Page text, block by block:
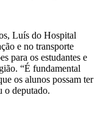
Luís do Hospital
e no transporte
para os estudantes e
“É fundamental
os alunos possam ter
o deputado.